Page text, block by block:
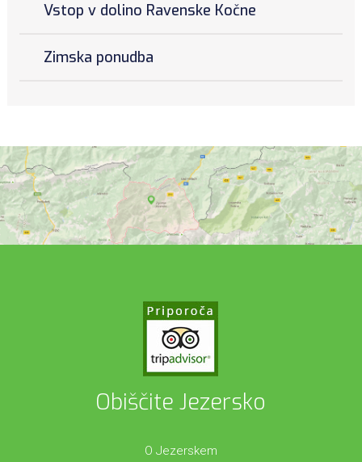
Vstop v dolino Ravenske Kočne
Zimska ponudba
Obiščite Jezersko
O Jezerskem